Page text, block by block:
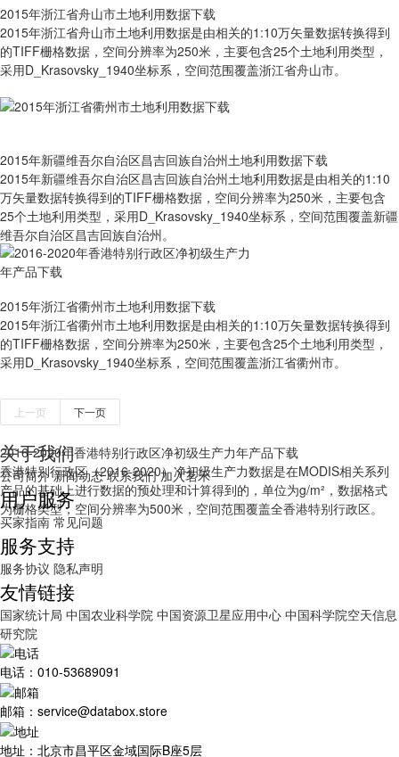
2015年浙江省舟山市土地利用数据下载
2015年浙江省舟山市土地利用数据是由相关的1:10万矢量数据转换得到
的TIFF栅格数据，空间分辨率为250米，主要包含25个土地利用类型，
采用D_Krasovsky_1940坐标系，空间范围覆盖浙江省舟山市。
2015年新疆维吾尔自治区昌吉回族自治州土地利用数据下载
2015年新疆维吾尔自治区昌吉回族自治州土地利用数据是由相关的1:10
万矢量数据转换得到的TIFF栅格数据，空间分辨率为250米，主要包含
25个土地利用类型，采用D_Krasovsky_1940坐标系，空间范围覆盖新疆
维吾尔自治区昌吉回族自治州。
2015年浙江省衢州市土地利用数据下载
2015年浙江省衢州市土地利用数据是由相关的1:10万矢量数据转换得到
的TIFF栅格数据，空间分辨率为250米，主要包含25个土地利用类型，
采用D_Krasovsky_1940坐标系，空间范围覆盖浙江省衢州市。
2016-2020年香港特别行政区净初级生产力年产品下载
香港特别行政区（2016-2020）净初级生产力数据是在MODIS相关系列
产品的基础上进行数据的预处理和计算得到的，单位为g/m²，数据格式
为栅格类型，空间分辨率为500米，空间范围覆盖全香港特别行政区。
上一页 下一页
关于我们
公司简介 新闻动态 联系我们 加入茗禾
用户服务
买家指南 常见问题
服务支持
服务协议 隐私声明
友情链接
国家统计局 中国农业科学院 中国资源卫星应用中心 中国科学院空天信息
研究院
电话：010-53689091
邮箱：service@databox.store
地址：北京市昌平区金域国际B座5层